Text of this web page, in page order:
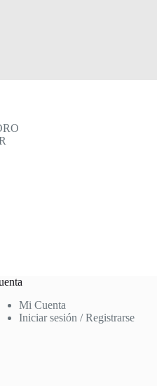
Mi Cuenta
Iniciar sesión / Registrarse